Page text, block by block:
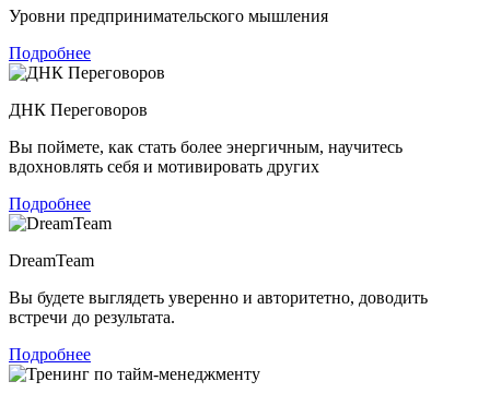
Уровни предпринимательского мышления
Подробнее
ДНК Переговоров
Вы поймете, как стать более энергичным, научитесь
вдохновлять себя и мотивировать других
Подробнее
DreamTeam
Вы будете выглядеть уверенно и авторитетно, доводить
встречи до результата.
Подробнее